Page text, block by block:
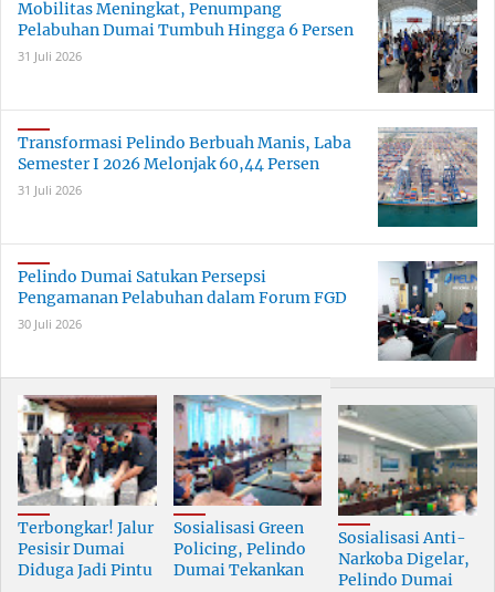
Mobilitas Meningkat, Penumpang
Pelabuhan Dumai Tumbuh Hingga 6 Persen
31 Juli 2026
Transformasi Pelindo Berbuah Manis, Laba
Semester I 2026 Melonjak 60,44 Persen
31 Juli 2026
Pelindo Dumai Satukan Persepsi
Pengamanan Pelabuhan dalam Forum FGD
30 Juli 2026
Terbongkar! Jalur
Pesisir Dumai
Diduga Jadi Pintu
Sosialisasi Green
Policing, Pelindo
Dumai Tekankan
Sosialisasi Anti-
Narkoba Digelar,
Pelindo Dumai